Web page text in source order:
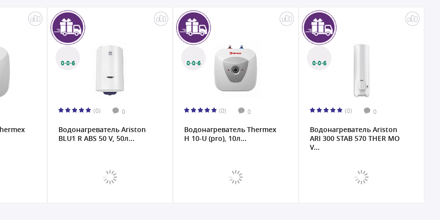
Ariston
(0)
Водонагреватель Thermex
H 10-U (pro), 10л...
0·0·6
(0)
Водонагреватель Ariston
ARI 300 STAB 570 THER MO
(0)
Водонагреватель Artel WH
1.5 30, 30 л белый KZ...